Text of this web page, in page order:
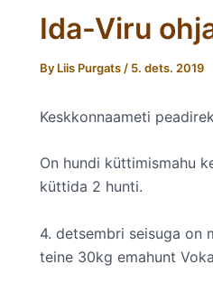
Ida-Viru
By Liis Purgats / 5. dets. 2019
Keskkonnaameti
On hundi küttimismahu
küttida 2 hunti.
4. detsembri seisuga on
teine 30kg emahunt